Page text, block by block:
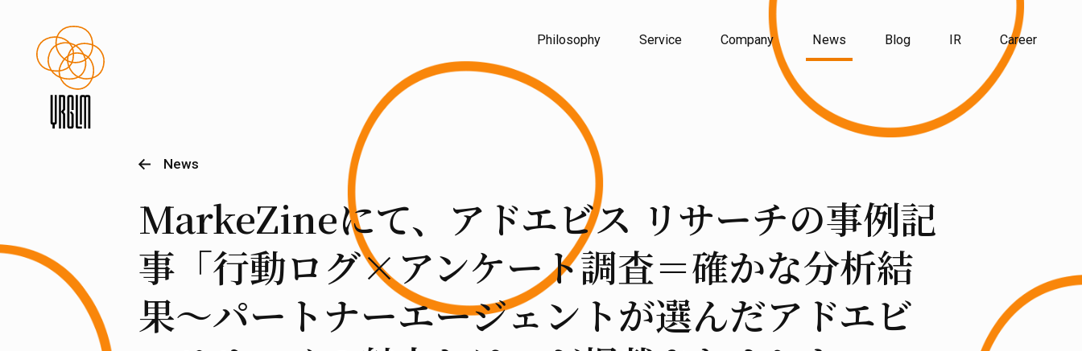
Philosophy Service Company News Blog IR Career
News
MarkeZineにて、アドエビス リサーチの事例記
事「行動ログ×アンケート調査＝確かな分析結
果～パートナーエージェントが選んだアドエビ